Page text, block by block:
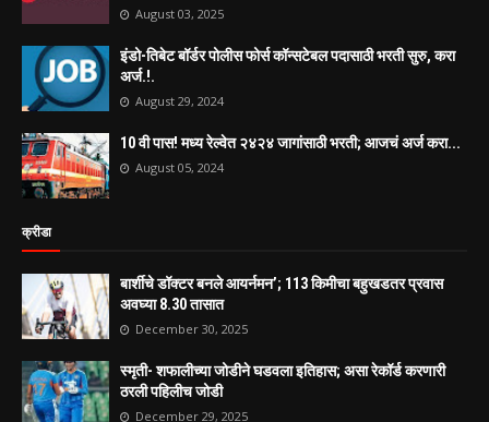
August 03, 2025
इंडो-तिबेट बॉर्डर पोलीस फोर्स कॉन्सटेबल पदासाठी भरती सुरु, करा
अर्ज.!.
August 29, 2024
10 वी पास! मध्य रेल्वेत २४२४ जागांसाठी भरती; आजचं अर्ज करा...
August 05, 2024
क्रीडा
बार्शीचे डॉक्टर बनले आयर्नमन’; 113 किमीचा बहुखडतर प्रवास
अवघ्या 8.30 तासात
December 30, 2025
स्मृती- शफालीच्या जोडीने घडवला इतिहास; असा रेकॉर्ड करणारी
ठरली पहिलीच जोडी
December 29, 2025